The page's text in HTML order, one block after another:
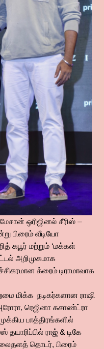
ஒரிஜினல் சீரிஸ் –
பிரைம் வீடியோ
கபூர் மற்றும் ‘மக்கள்
அறிமுகமாக
க்ரைம் டிராமாவாக
மிக்க நடிகர்களான ராஷி
ரெஜினா கசாண்ட்ரா
பாத்திரங்களில்
தயாரிப்பில் ராஜ் & டிகே
தொடர், பிரைம்